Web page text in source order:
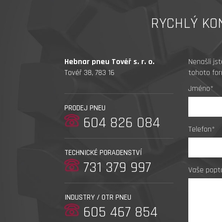
RYCHLÝ
Hebnar pneu Tovéř s. r. o.
Tovéř 38, 783 16
PRODEJ PNEU
604 826 084
TECHNICKÉ PORADENSTVÍ
731 379 997
INDUSTRY / OTR PNEU
605 467 854
Nenašli
tohoto
Jméno*
Telefon*
Vaše